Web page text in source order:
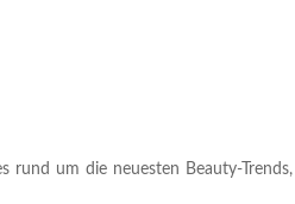
um die neuesten Beauty-